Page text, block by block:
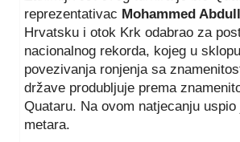
reprezentativac Mohammed
Hrvatsku i otok Krk odabrao za
nacionalnog rekorda, kojeg u
povezivanja ronjenja sa
države produbljuje prema
Quataru. Na ovom natjecanju
metara.